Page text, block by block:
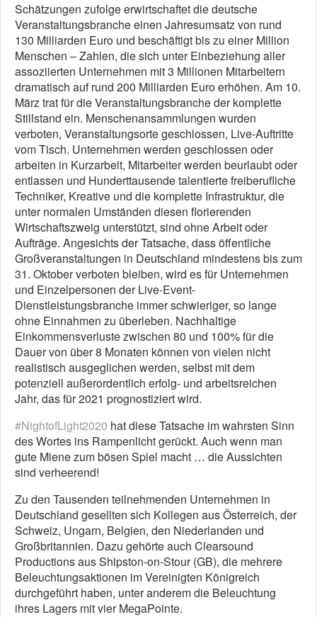
Schätzungen zufolge erwirtschaftet die deutsche
Veranstaltungsbranche einen Jahresumsatz von rund
130 Milliarden Euro und beschäftigt bis zu einer Million
Menschen – Zahlen, die sich unter Einbeziehung aller
assoziierten Unternehmen mit 3 Millionen Mitarbeitern
dramatisch auf rund 200 Milliarden Euro erhöhen. Am 10.
März trat für die Veranstaltungsbranche der komplette
Stillstand ein. Menschenansammlungen wurden
verboten, Veranstaltungsorte geschlossen, Live-Auftritte
vom Tisch. Unternehmen werden geschlossen oder
arbeiten in Kurzarbeit, Mitarbeiter werden beurlaubt oder
entlassen und Hunderttausende talentierte freiberufliche
Techniker, Kreative und die komplette Infrastruktur, die
unter normalen Umständen diesen florierenden
Wirtschaftszweig unterstützt, sind ohne Arbeit oder
Aufträge. Angesichts der Tatsache, dass öffentliche
Großveranstaltungen in Deutschland mindestens bis zum
31. Oktober verboten bleiben, wird es für Unternehmen
und Einzelpersonen der Live-Event-
Dienstleistungsbranche immer schwieriger, so lange
ohne Einnahmen zu überleben. Nachhaltige
Einkommensverluste zwischen 80 und 100% für die
Dauer von über 8 Monaten können von vielen nicht
realistisch ausgeglichen werden, selbst mit dem
potenziell außerordentlich erfolg- und arbeitsreichen
Jahr, das für 2021 prognostiziert wird.
#NightofLight2020 hat diese Tatsache im wahrsten Sinn
des Wortes ins Rampenlicht gerückt. Auch wenn man
gute Miene zum bösen Spiel macht … die Aussichten
sind verheerend!
Zu den Tausenden teilnehmenden Unternehmen in
Deutschland gesellten sich Kollegen aus Österreich, der
Schweiz, Ungarn, Belgien, den Niederlanden und
Großbritannien. Dazu gehörte auch Clearsound
Productions aus Shipston-on-Stour (GB), die mehrere
Beleuchtungsaktionen im Vereinigten Königreich
durchgeführt haben, unter anderem die Beleuchtung
ihres Lagers mit vier MegaPointe.